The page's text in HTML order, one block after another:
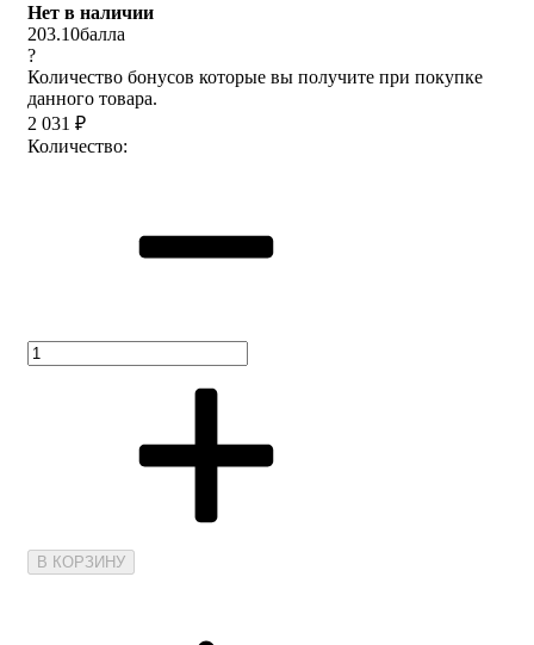
Нет в наличии
203.10балла
?
Количество бонусов которые вы получите при покупке
данного товара.
2 031 ₽
Количество:
В КОРЗИНУ